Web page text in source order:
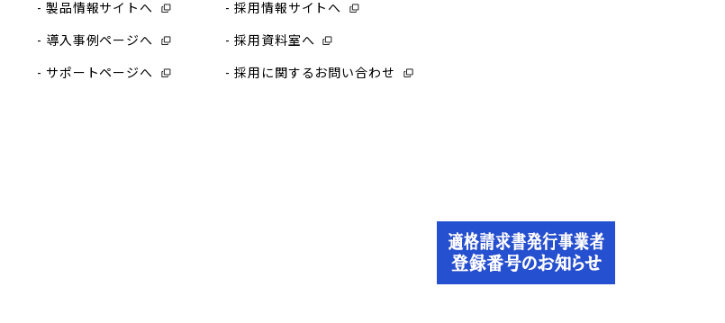
製品情報サイトへ
導入事例ページへ
サポートページへ
採用情報サイトへ
採用資料室へ
採用に関するお問い合わせ